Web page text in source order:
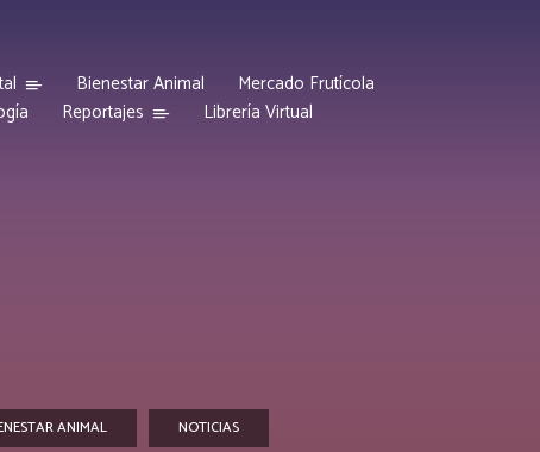
Bienestar Animal
Mercado Frutícola
Reportajes Librería Virtual
ANIMAL NOTICIAS